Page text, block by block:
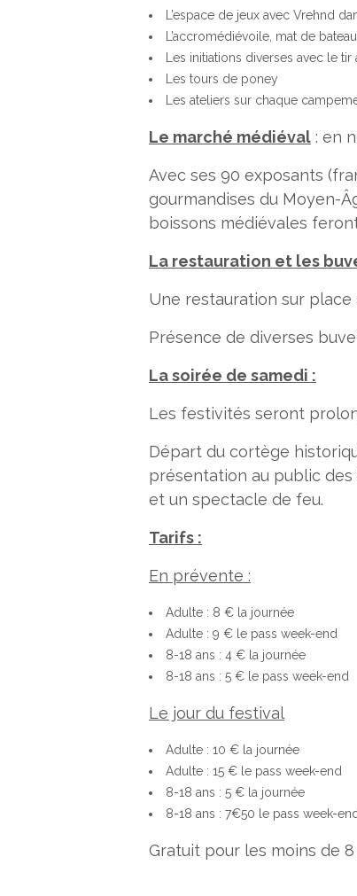
L’espace de jeux avec Vrehnd
L’accromédiévoile, mat de
Les initiations diverses avec le tir
Les tours de poney
Les ateliers sur chaque
Le marché médiéval : en
Avec ses 90 exposants
gourmandises du Moyen-
boissons médiévales
La restauration et les
Une restauration sur
Présence de diverses
La soirée de samedi :
Les festivités seront
Départ du cortège
présentation au public
et un spectacle de feu.
Tarifs :
En prévente :
Adulte : 8 € la journée
Adulte : 9 € le pass week-end
8-18 ans : 4 € la journée
8-18 ans : 5 € le pass week-end
Le jour du festival
Adulte : 10 € la journée
Adulte : 15 € le pass week-end
8-18 ans : 5 € la journée
8-18 ans : 7€50 le pass week-end
Gratuit pour les moins de 8